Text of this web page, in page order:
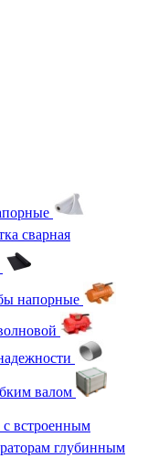
сварная
напорные
валом
встроенным
глубинным